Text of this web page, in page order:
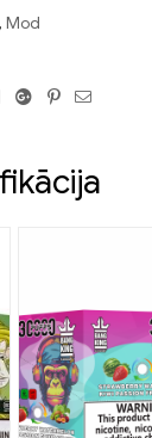
,Mod
LinkedinGoogle+Pinterest
E-